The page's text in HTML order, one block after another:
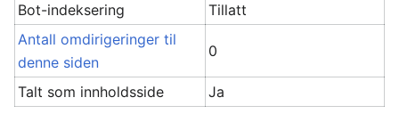
Bot-indeksering
Tillatt
Antall omdirigeringer til
denne siden
0
Talt som innholdsside Ja